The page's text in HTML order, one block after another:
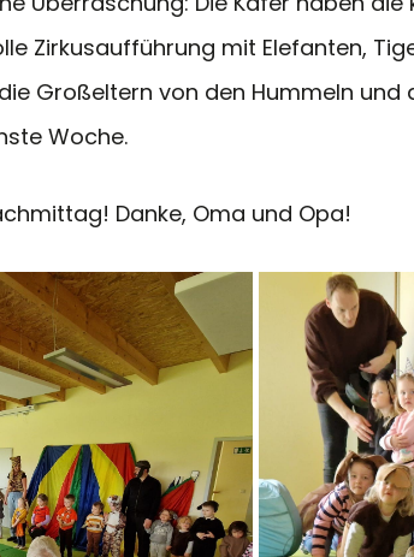
Zirkusaufführung mit Elefanten,
Großeltern von den Hummeln und
Woche.
Danke, Oma und Opa!